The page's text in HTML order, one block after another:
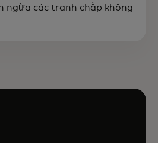
ngừa các tranh chấp không